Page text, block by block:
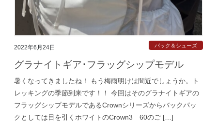
2022年6月24日 パック＆シューズ
グラナイトギア･フラッグシップモデル
暑くなってきましたね！ もう梅雨明けは間近でしょうか。ト
レッキングの季節到来です！！ 今回はそのグラナイトギアの
フラッグシップモデルであるCrownシリーズからバックパッ
クとしては目を引くホワイトのCrown3 60のご […]